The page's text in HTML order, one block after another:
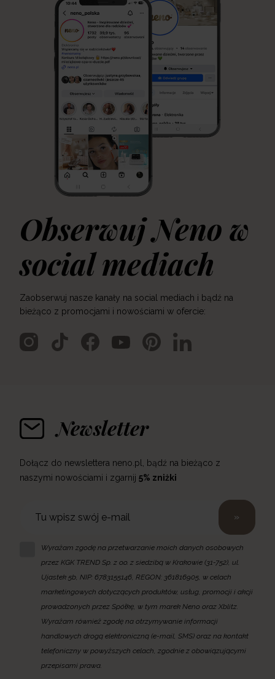
Obserwuj Neno w
social mediach
Zaobserwuj nasze kanały na social mediach i bądź na
bieżąco z promocjami i nowościami w ofercie:
Newsletter
Dołącz do newslettera neno.pl, bądź na bieżąco z
naszymi nowościami i zgarnij 5% zniżki
»
Wyrażam zgodę na przetwarzanie moich danych osobowych
przez KGK TREND Sp. z o.o. z siedzibą w Krakowie (31-752), ul.
Ujastek 5b, NIP: 6783155146, REGON: 361816905, w celach
marketingowych dotyczących produktów, usług, promocji i akcji
prowadzonych przez Spółkę, w tym marek Neno oraz Xblitz.
Wyrażam również zgodę na otrzymywanie informacji
handlowych drogą elektroniczną (e-mail, SMS) oraz na kontakt
telefoniczny w powyższych celach, zgodnie z obowiązującymi
przepisami prawa.